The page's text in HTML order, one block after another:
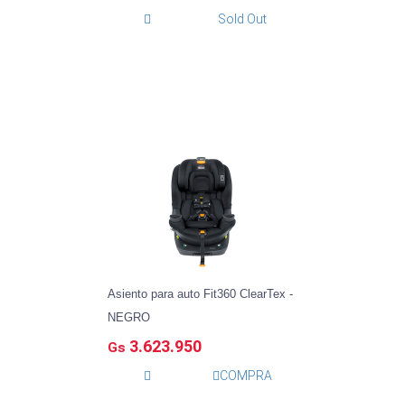
Sold Out
Asiento para auto Fit360 ClearTex -
NEGRO
Gs 3.623.950
COMPRA